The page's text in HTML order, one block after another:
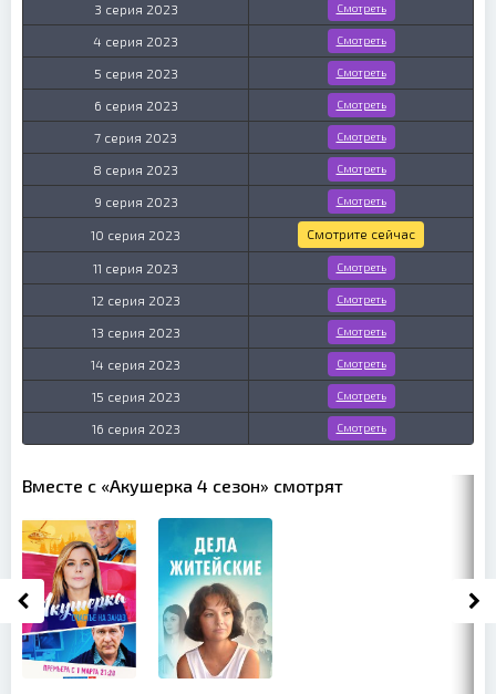
3 серия 2023 Смотреть
4 серия 2023 Смотреть
5 серия 2023 Смотреть
6 серия 2023 Смотреть
7 серия 2023 Смотреть
8 серия 2023 Смотреть
9 серия 2023 Смотреть
10 серия 2023 Смотрите сейчас
11 серия 2023 Смотреть
12 серия 2023 Смотреть
13 серия 2023 Смотреть
14 серия 2023 Смотреть
15 серия 2023 Смотреть
16 серия 2023 Смотреть
Вместе с «Акушерка 4 сезон» смотрят